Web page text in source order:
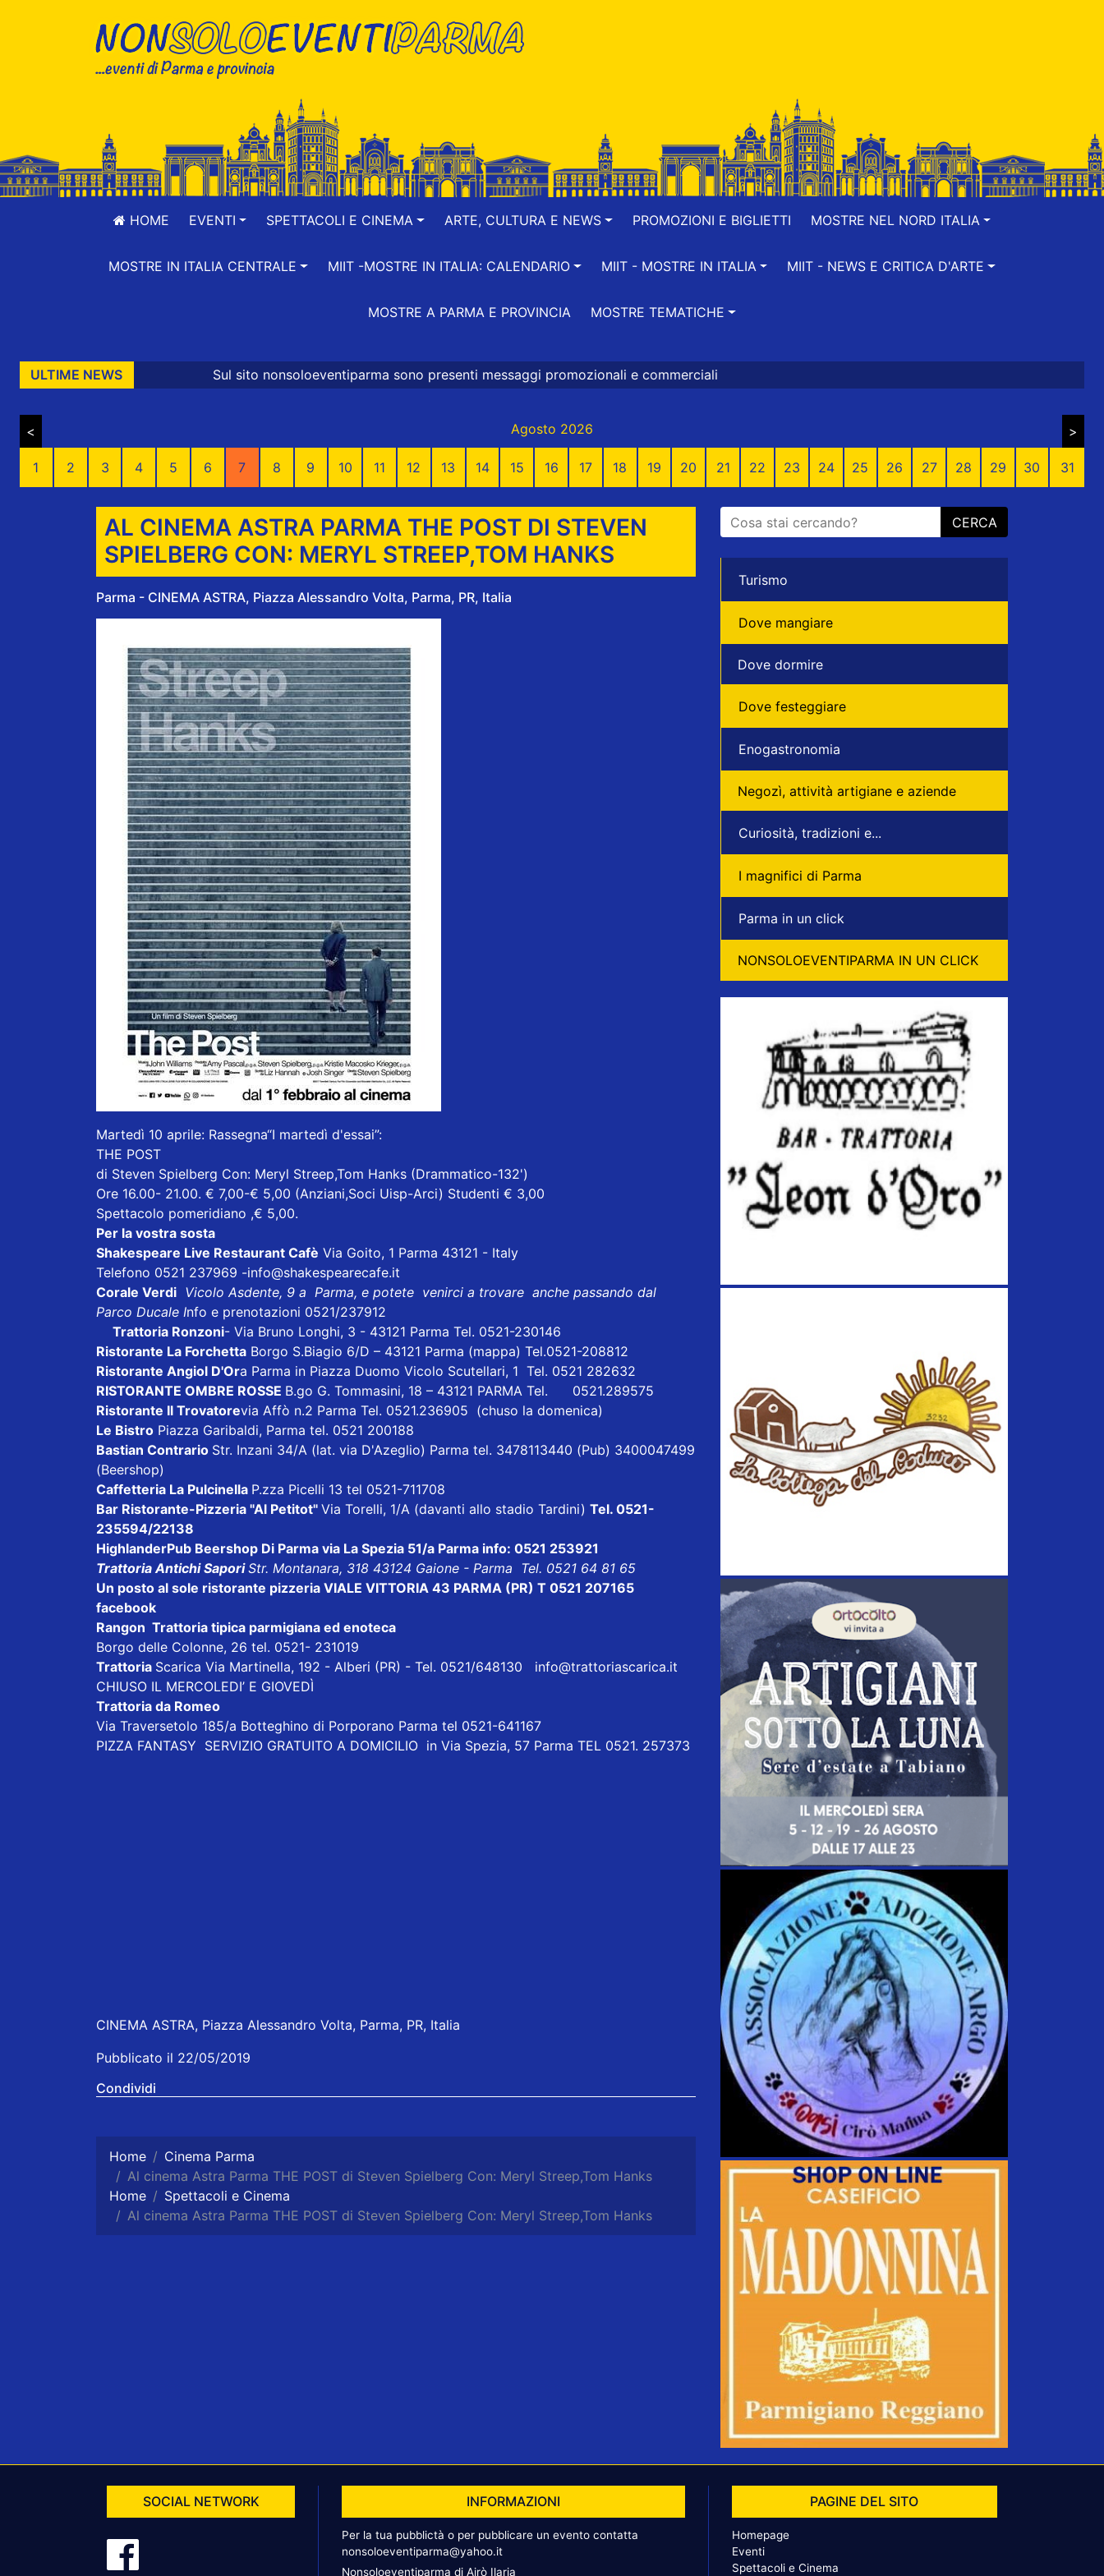
HOME EVENTI SPETTACOLI E CINEMA ARTE, CULTURA E NEWS PROMOZIONI E BIGLIETTI MOSTRE NEL NORD ITALIA
MOSTRE IN ITALIA CENTRALE MIIT -MOSTRE IN ITALIA: CALENDARIO MIIT - MOSTRE IN ITALIA MIIT - NEWS E CRITICA D'ARTE
MOSTRE A PARMA E PROVINCIA MOSTRE TEMATICHE
ULTIME NEWSSul sito nonsoloeventiparma sono presenti messaggi promozionali e commerciali
< Agosto 2026 >
1 2 3 4 5 6 7 8 9 10 11 12 13 14 15 16 17 18 19 20 21 22 23 24 25 26 27 28 29 30 31
AL CINEMA ASTRA PARMA THE POST DI STEVEN
SPIELBERG CON: MERYL STREEP,TOM HANKS
Parma - CINEMA ASTRA, Piazza Alessandro Volta, Parma, PR, Italia
Martedì 10 aprile: Rassegna“I martedì d'essai”:
THE POST
di Steven Spielberg Con: Meryl Streep,Tom Hanks (Drammatico-132')
Ore 16.00- 21.00. € 7,00-€ 5,00 (Anziani,Soci Uisp-Arci) Studenti € 3,00
Spettacolo pomeridiano ,€ 5,00.
Per la vostra sosta
Shakespeare Live Restaurant Cafè Via Goito, 1 Parma 43121 - Italy
Telefono 0521 237969 -info@shakespearecafe.it
Corale Verdi Vicolo Asdente, 9 a Parma, e potete venirci a trovare anche passando dal
Parco Ducale Info e prenotazioni 0521/237912
Trattoria Ronzoni- Via Bruno Longhi, 3 - 43121 Parma Tel. 0521-230146
Ristorante La Forchetta Borgo S.Biagio 6/D – 43121 Parma (mappa) Tel.0521-208812
Ristorante Angiol D'Ora Parma in Piazza Duomo Vicolo Scutellari, 1 Tel. 0521 282632
RISTORANTE OMBRE ROSSE B.go G. Tommasini, 18 – 43121 PARMA Tel. 0521.289575
Ristorante Il Trovatorevia Affò n.2 Parma Tel. 0521.236905 (chuso la domenica)
Le Bistro Piazza Garibaldi, Parma tel. 0521 200188
Bastian Contrario Str. Inzani 34/A (lat. via D'Azeglio) Parma tel. 3478113440 (Pub) 3400047499
(Beershop)
Caffetteria La Pulcinella P.zza Picelli 13 tel 0521-711708
Bar Ristorante-Pizzeria "Al Petitot" Via Torelli, 1/A (davanti allo stadio Tardini) Tel. 0521-
235594/22138
HighlanderPub Beershop Di Parma via La Spezia 51/a Parma info: 0521 253921
Trattoria Antichi SaporiStr. Montanara, 318 43124 Gaione - Parma Tel. 0521 64 81 65
Un posto al sole ristorante pizzeria VIALE VITTORIA 43 PARMA (PR) T 0521 207165
facebook
Rangon Trattoria tipica parmigiana ed enoteca
Borgo delle Colonne, 26 tel. 0521- 231019
Trattoria Scarica Via Martinella, 192 - Alberi (PR) - Tel. 0521/648130 info@trattoriascarica.it
CHIUSO IL MERCOLEDI’ E GIOVEDÌ
Trattoria da Romeo
Via Traversetolo 185/a Botteghino di Porporano Parma tel 0521-641167
PIZZA FANTASY SERVIZIO GRATUITO A DOMICILIO in Via Spezia, 57 Parma TEL 0521. 257373
CINEMA ASTRA, Piazza Alessandro Volta, Parma, PR, Italia
Pubblicato il 22/05/2019
Condividi
Home
Cinema Parma
Al cinema Astra Parma THE POST di Steven Spielberg Con: Meryl Streep,Tom Hanks
Home
Spettacoli e Cinema
Al cinema Astra Parma THE POST di Steven Spielberg Con: Meryl Streep,Tom Hanks
CERCA
Turismo
Dove mangiare
Dove dormire
Dove festeggiare
Enogastronomia
Negozì, attività artigiane e aziende
Curiosità, tradizioni e...
I magnifici di Parma
Parma in un click
NONSOLOEVENTIPARMA IN UN CLICK
SOCIAL NETWORK INFORMAZIONI
Per la tua pubblictà o per pubblicare un evento contatta
nonsoloeventiparma@yahoo.it
Nonsoloeventiparma di Airò Ilaria
PAGINE DEL SITO
Homepage
Eventi
Spettacoli e Cinema